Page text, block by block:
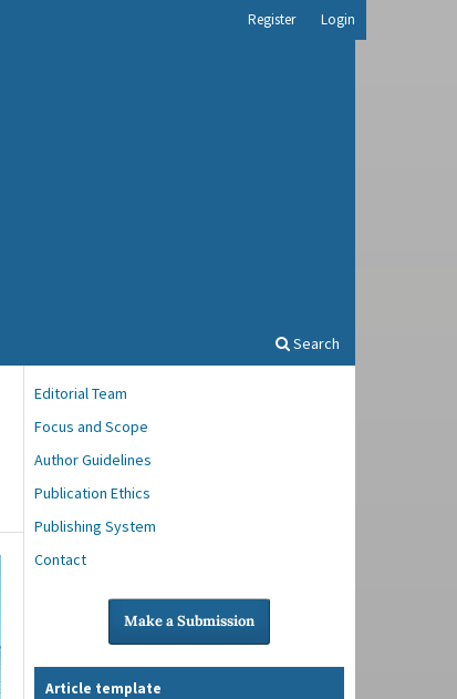
Search
Register Login
Editorial Team
Focus and Scope
Author Guidelines
Publication Ethics
Publishing System
Contact
Make a Submission
Article template